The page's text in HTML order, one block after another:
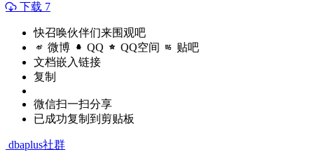
下载 7
快召唤伙伴们来围观吧
微博 QQ QQ空间 贴吧
文档嵌入链接
复制
微信扫一扫分享
已成功复制到剪贴板
dbaplus社群